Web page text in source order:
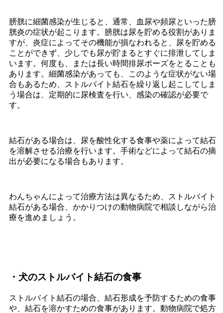
膀胱に細菌感染が生じると、通常、血尿や頻尿といった膀
胱炎の症状が起こります。膀胱は尿を貯める役割がありま
すが、炎症によってその機能が損なわれると、尿を貯める
ことができず、少しでも尿が貯まるとすぐに排泄してしま
います。何度も、または長い時間排尿ポーズをとることも
あります。細菌感染があっても、このような症状がない場
合もあるため、ストルバイト結石を繰り返し起こしてしま
う場合は、定期的に尿検査を行い、感染の確認が必要で
す。
結石がある場合は、尿を酸性化する食事や薬によって結石
を溶解させる治療を行います。手術などによって結石の摘
出が必要になる場合もあります。
わんちゃんによって治療方法は異なるため、ストルバイト
結石がある場合、かかりつけの動物病院で相談しながら治
療を進めましょう。
・犬のストルバイト結石の食事
ストルバイト結石の場合、結石形成を予防するための食事
や、結石を溶かすための食事があります。動物病院で処方